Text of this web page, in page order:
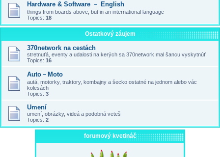
Hardware & Software － English
things from boards above, but in an international language
Topics: 18
Ostatkový záujem
370network na cestách
stretnuťá, eventy a udalosti na kerých sa 370network mal šancu vyskytnúť
Topics: 16
Auto－Moto
autá, motorky, traktory, kombajny a šecko ostatné na jednom alebo vác
kolesách
Topics: 3
Umení
umení, obrázky, videá a podobná veteš
Topics: 2
forumový kvetináč